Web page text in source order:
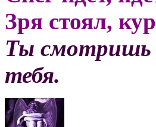
Зря стоял,
Ты смотришь
тебя.